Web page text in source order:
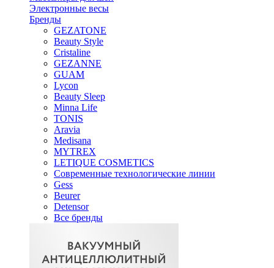
Электронные весы
Бренды
GEZATONE
Beauty Style
Cristaline
GEZANNE
GUAM
Lycon
Beauty Sleep
Minna Life
TONIS
Aravia
Medisana
MYTREX
LETIQUE COSMETICS
Современные технологические линии
Gess
Beurer
Detensor
Все бренды